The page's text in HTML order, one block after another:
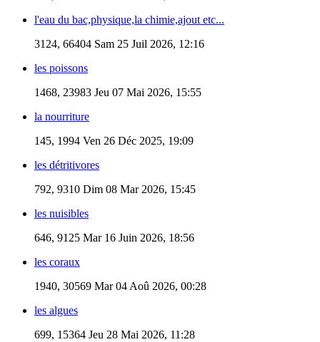
l'eau du bac,physique,la chimie,ajout etc...
3124, 66404 Sam 25 Juil 2026, 12:16
les poissons
1468, 23983 Jeu 07 Mai 2026, 15:55
la nourriture
145, 1994 Ven 26 Déc 2025, 19:09
les détritivores
792, 9310 Dim 08 Mar 2026, 15:45
les nuisibles
646, 9125 Mar 16 Juin 2026, 18:56
les coraux
1940, 30569 Mar 04 Aoû 2026, 00:28
les algues
699, 15364 Jeu 28 Mai 2026, 11:28